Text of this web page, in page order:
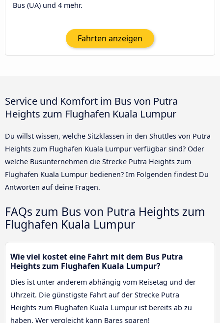
Bus (UA) und 4 mehr.
Fahrten anzeigen
Service und Komfort im Bus von Putra
Heights zum Flughafen Kuala Lumpur
Du willst wissen, welche Sitzklassen in den Shuttles von Putra
Heights zum Flughafen Kuala Lumpur verfügbar sind? Oder
welche Busunternehmen die Strecke Putra Heights zum
Flughafen Kuala Lumpur bedienen? Im Folgenden findest Du
Antworten auf deine Fragen.
FAQs zum Bus von Putra Heights zum
Flughafen Kuala Lumpur
Wie viel kostet eine Fahrt mit dem Bus Putra
Heights zum Flughafen Kuala Lumpur?
Dies ist unter anderem abhängig vom Reisetag und der
Uhrzeit. Die günstigste Fahrt auf der Strecke Putra
Heights zum Flughafen Kuala Lumpur ist bereits ab zu
haben. Wer vergleicht kann Bares sparen!